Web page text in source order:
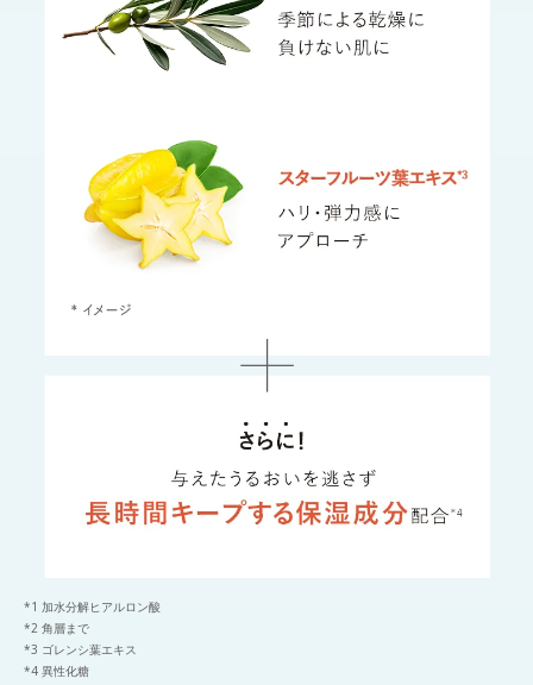
*1 加水分解ヒアルロン酸
*2 角層まで
*3 ゴレンシ葉エキス
*4 異性化糖